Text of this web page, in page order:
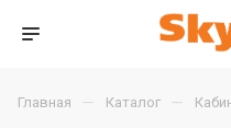
Главная — Каталог —